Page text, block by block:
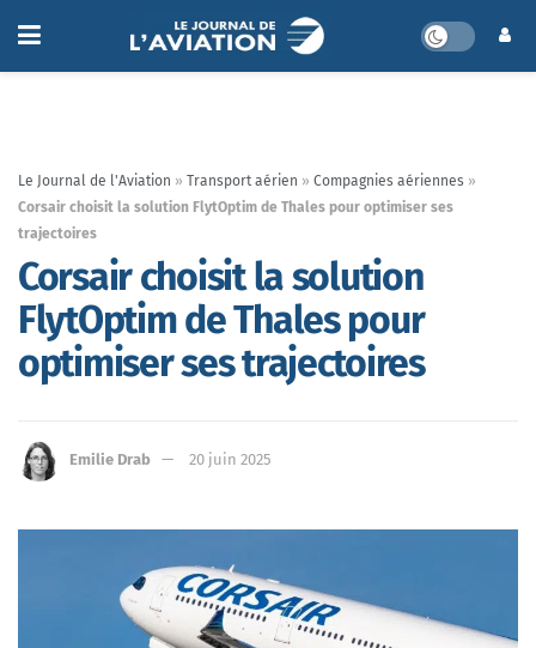
Le Journal de l'Aviation » Transport aérien » Compagnies aériennes »
Corsair choisit la solution FlytOptim de Thales pour optimiser ses
trajectoires
Corsair choisit la solution
FlytOptim de Thales pour
optimiser ses trajectoires
Emilie Drab 20 juin 2025